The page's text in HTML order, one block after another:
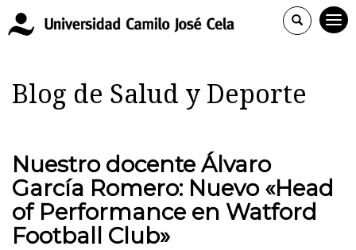
Blog de Salud y Deporte
Nuestro docente Álvaro
García Romero: Nuevo «Head
of Performance en Watford
Football Club»